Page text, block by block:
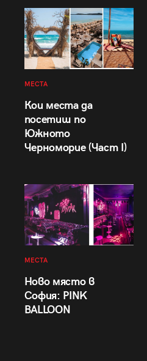
МЕСТА
Кои места да
посетиш по
Южното
Черноморие (Част I)
МЕСТА
Ново място в
София: PINK
BALLOON